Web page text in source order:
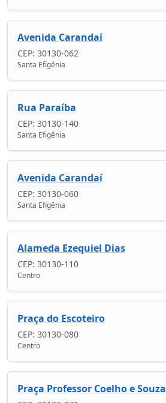
Avenida Carandaí
CEP: 30130-062
Santa Efigênia
Rua Paraíba
CEP: 30130-140
Santa Efigênia
Avenida Carandaí
CEP: 30130-060
Santa Efigênia
Alameda Ezequiel Dias
CEP: 30130-110
Centro
Praça do Escoteiro
CEP: 30130-080
Centro
Praça Professor Coelho e Souza